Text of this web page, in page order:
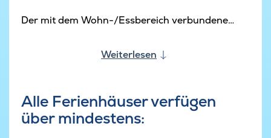
Der mit dem Wohn-/Essbereich verbundene
Sowohl beim Billard als auch bei Tischtennis,
Tischfußball und Darts sind Spaß und
hauseigene Bar, an der Sie Erfrischungen
genießen können.
Weiterlesen
Alle Ferienhäuser verfügen
über mindestens: